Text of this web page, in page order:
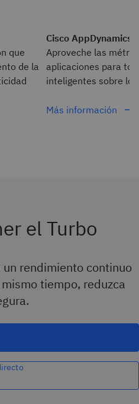
que
de la
Cisco AppDynamics
Aproveche las
aplicaciones para
inteligentes sobre
Más información
el Turbo
un rendimiento continuo
tiempo, reduzca